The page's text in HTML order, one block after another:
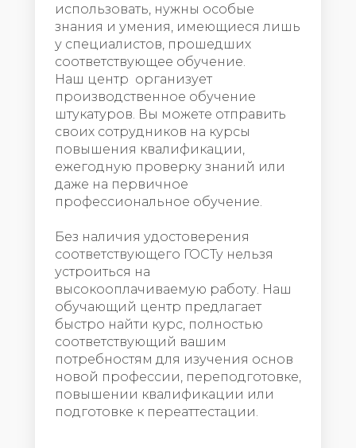
использовать, нужны особые
знания и умения, имеющиеся лишь
у специалистов, прошедших
соответствующее обучение.
Наш центр организует
производственное обучение
штукатуров. Вы можете отправить
своих сотрудников на курсы
повышения квалификации,
ежегодную проверку знаний или
даже на первичное
профессиональное обучение.
Без наличия удостоверения
соответствующего ГОСТу нельзя
устроиться на
высокооплачиваемую работу. Наш
обучающий центр предлагает
быстро найти курс, полностью
соответствующий вашим
потребностям для изучения основ
новой профессии, переподготовке,
повышении квалификации или
подготовке к переаттестации.